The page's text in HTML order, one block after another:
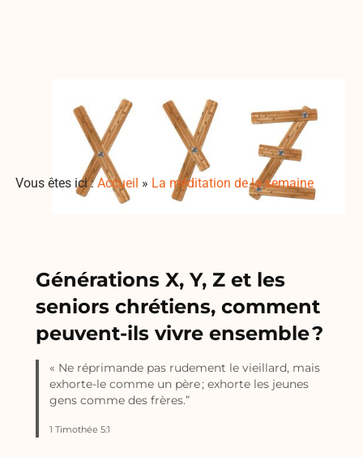
Vous êtes ici : Accueil » La méditation de la semaine
Générations X, Y, Z et les
seniors chrétiens, comment
peuvent-ils vivre ensemble ?
« Ne réprimande pas rudement le vieillard, mais
exhorte-le comme un père ; exhorte les jeunes
gens comme des frères.”
1 Timothée 5:1